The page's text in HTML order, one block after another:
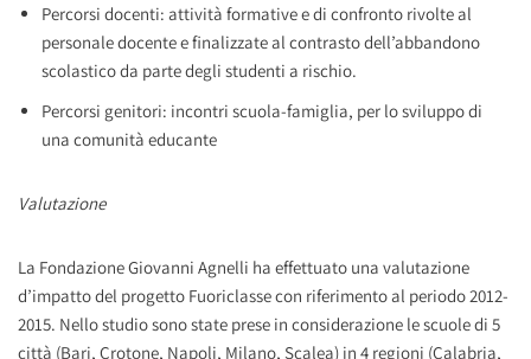
Percorsi docenti: attività formative e di confronto rivolte al
personale docente e finalizzate al contrasto dell’abbandono
scolastico da parte degli studenti a rischio.
Percorsi genitori: incontri scuola-famiglia, per lo sviluppo di
una comunità educante
Valutazione
La Fondazione Giovanni Agnelli ha effettuato una valutazione
d’impatto del progetto Fuoriclasse con riferimento al periodo 2012-
2015. Nello studio sono state prese in considerazione le scuole di 5
città (Bari, Crotone, Napoli, Milano, Scalea) in 4 regioni (Calabria,